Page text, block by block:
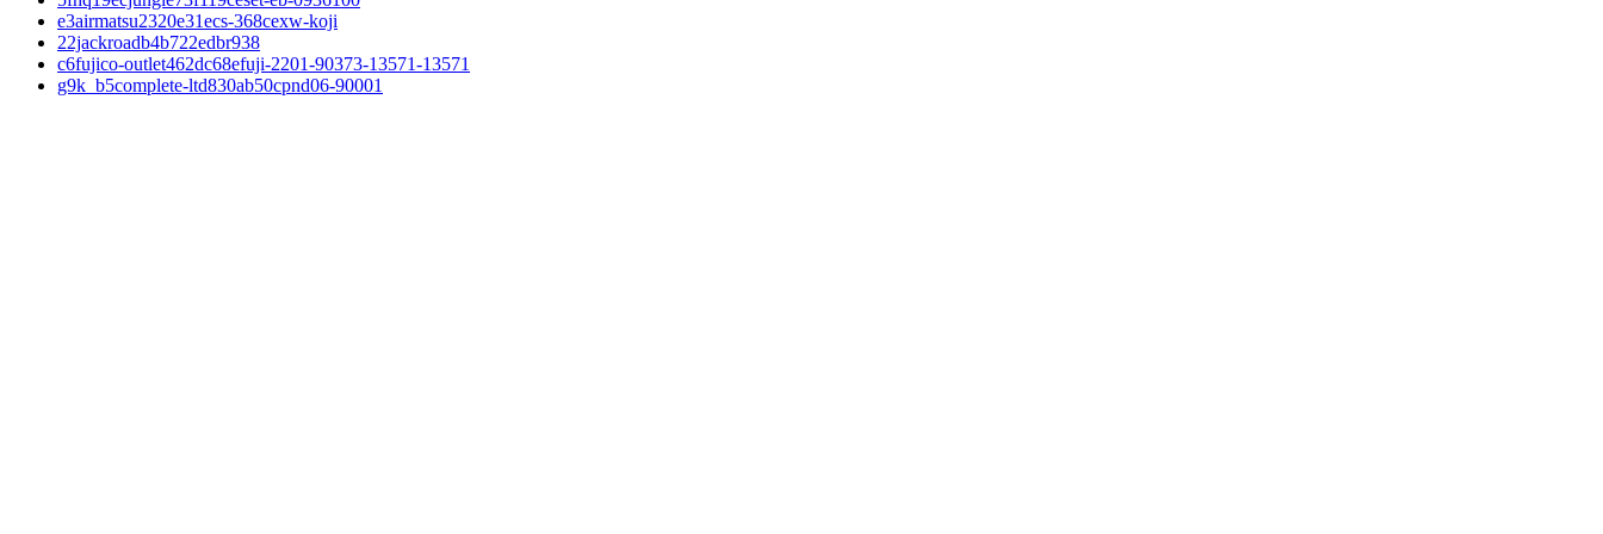
e3airmatsu2320e31ecs-368cexw-koji
22jackroadb4b722edbr938
c6fujico-outlet462dc68efuji-2201-90373-13571-13571
g9k_b5complete-ltd830ab50cpnd06-90001